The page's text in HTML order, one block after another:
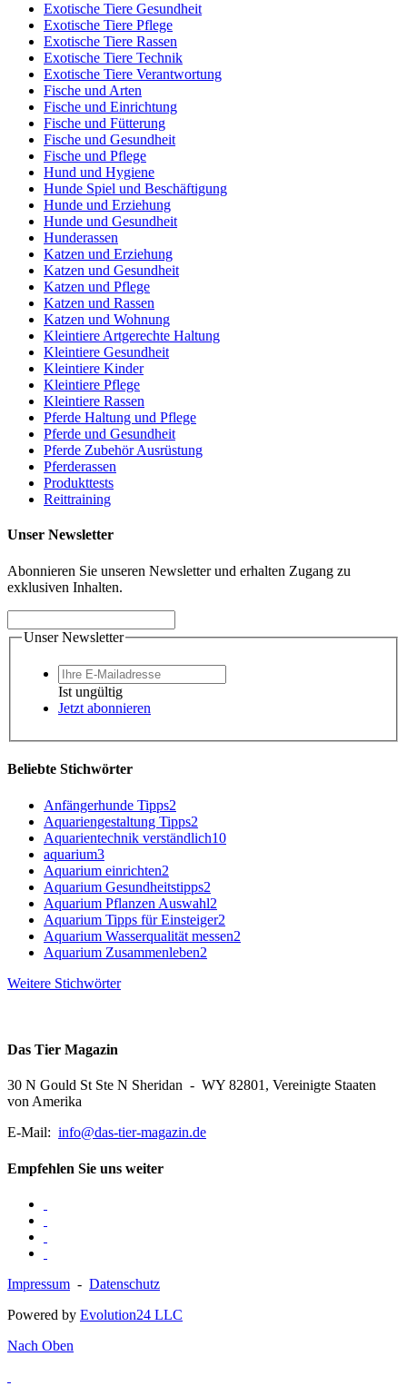
Exotische Tiere Gesundheit
Exotische Tiere Pflege
Exotische Tiere Rassen
Exotische Tiere Technik
Exotische Tiere Verantwortung
Fische und Arten
Fische und Einrichtung
Fische und Fütterung
Fische und Gesundheit
Fische und Pflege
Hund und Hygiene
Hunde Spiel und Beschäftigung
Hunde und Erziehung
Hunde und Gesundheit
Hunderassen
Katzen und Erziehung
Katzen und Gesundheit
Katzen und Pflege
Katzen und Rassen
Katzen und Wohnung
Kleintiere Artgerechte Haltung
Kleintiere Gesundheit
Kleintiere Kinder
Kleintiere Pflege
Kleintiere Rassen
Pferde Haltung und Pflege
Pferde und Gesundheit
Pferde Zubehör Ausrüstung
Pferderassen
Produkttests
Reittraining
Unser Newsletter
Abonnieren Sie unseren Newsletter und erhalten Zugang zu
exklusiven Inhalten.
Unser Newsletter
Ist ungültig
Jetzt abonnieren
Beliebte Stichwörter
Anfängerhunde Tipps2
Aquariengestaltung Tipps2
Aquarientechnik verständlich10
aquarium3
Aquarium einrichten2
Aquarium Gesundheitstipps2
Aquarium Pflanzen Auswahl2
Aquarium Tipps für Einsteiger2
Aquarium Wasserqualität messen2
Aquarium Zusammenleben2
Weitere Stichwörter
Das Tier Magazin
30 N Gould St Ste N Sheridan - WY 82801, Vereinigte Staaten
von Amerika
E-Mail: info@das-tier-magazin.de
Empfehlen Sie uns weiter
Impressum - Datenschutz
Powered by Evolution24 LLC
Nach Oben